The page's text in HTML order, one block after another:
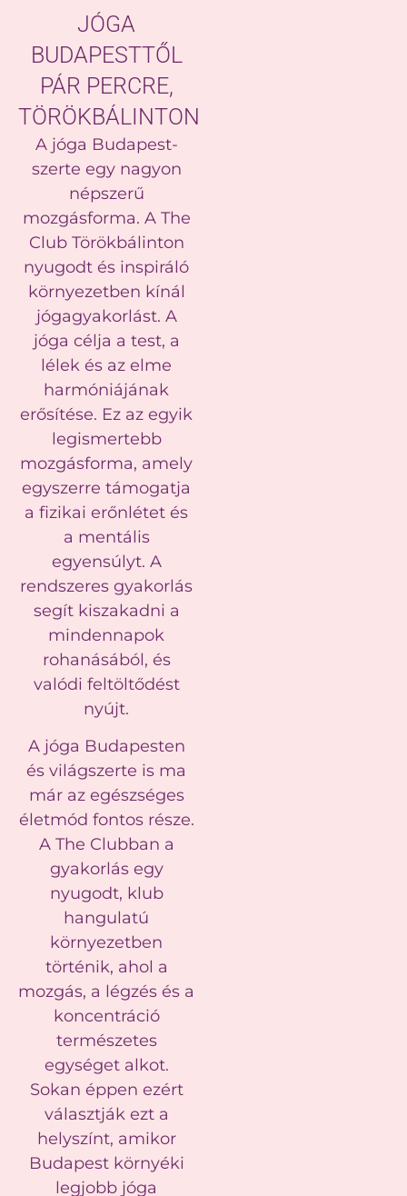
JÓGA
BUDAPESTTŐL
PÁR PERCRE,
TÖRÖKBÁLINTON
A jóga Budapest-
szerte egy nagyon
népszerű
mozgásforma. A The
Club Törökbálinton
nyugodt és inspiráló
környezetben kínál
jógagyakorlást. A
jóga célja a test, a
lélek és az elme
harmóniájának
erősítése. Ez az egyik
legismertebb
mozgásforma, amely
egyszerre támogatja
a fizikai erőnlétet és
a mentális
egyensúlyt. A
rendszeres gyakorlás
segít kiszakadni a
mindennapok
rohanásából, és
valódi feltöltődést
nyújt.
A jóga Budapesten
és világszerte is ma
már az egészséges
életmód fontos része.
A The Clubban a
gyakorlás egy
nyugodt, klub
hangulatú
környezetben
történik, ahol a
mozgás, a légzés és a
koncentráció
természetes
egységet alkot.
Sokan éppen ezért
választják ezt a
helyszínt, amikor
Budapest környéki
legjobb jóga